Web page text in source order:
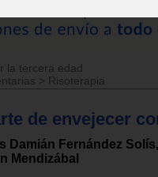
la tercera edad
> Risoterapia
de envejecer
Damián Fernández
Mendizábal